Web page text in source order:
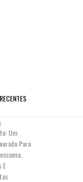
Um
Para
E